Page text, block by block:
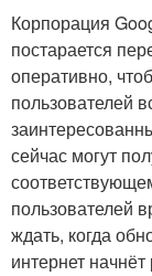
Корпорация
постарается
оперативно,
пользователей
сейчас могут
пользователей
ждать, когда
интернет